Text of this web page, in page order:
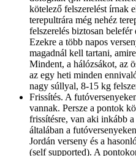
kötelező felszerelést írnak
terepultrára még nehéz
felszerelés biztosan
Ezekre a több napos
magadnál kell tartani,
Mindent, a hálózsákot, az
az egy heti minden
nagy súllyal, 8-15 kg
Frissítés. A
vannak. Persze a pontok
frissítésre, van aki inkább
általában a
Jordán verseny és a
(self supported). A